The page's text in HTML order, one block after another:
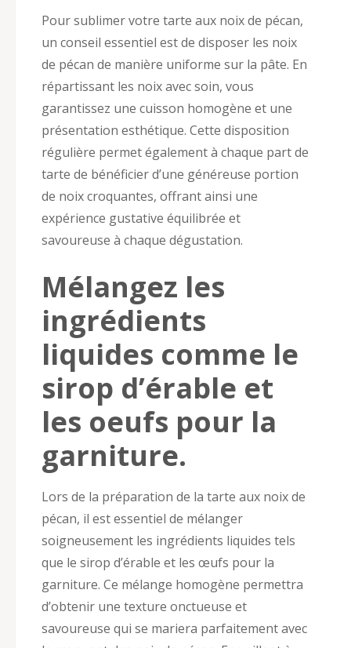
Pour sublimer votre tarte aux noix de pécan,
un conseil essentiel est de disposer les noix
de pécan de manière uniforme sur la pâte. En
répartissant les noix avec soin, vous
garantissez une cuisson homogène et une
présentation esthétique. Cette disposition
régulière permet également à chaque part de
tarte de bénéficier d’une généreuse portion
de noix croquantes, offrant ainsi une
expérience gustative équilibrée et
savoureuse à chaque dégustation.
Mélangez les
ingrédients
liquides comme le
sirop d’érable et
les oeufs pour la
garniture.
Lors de la préparation de la tarte aux noix de
pécan, il est essentiel de mélanger
soigneusement les ingrédients liquides tels
que le sirop d’érable et les œufs pour la
garniture. Ce mélange homogène permettra
d’obtenir une texture onctueuse et
savoureuse qui se mariera parfaitement avec